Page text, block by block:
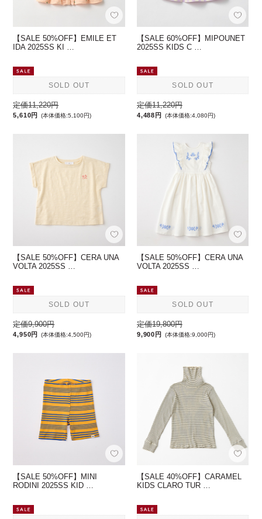
【SALE 50%OFF】EMILE ET
IDA 2025SS KI …
SOLD OUT
定価11,220円
5,610円 (本体価格:5,100円)
【SALE 60%OFF】MIPOUNET
2025SS KIDS C …
SOLD OUT
定価11,220円
4,488円 (本体価格:4,080円)
【SALE 50%OFF】CERA UNA
VOLTA 2025SS …
SOLD OUT
定価9,900円
4,950円 (本体価格:4,500円)
【SALE 50%OFF】CERA UNA
VOLTA 2025SS …
SOLD OUT
定価19,800円
9,900円 (本体価格:9,000円)
【SALE 50%OFF】MINI
RODINI 2025SS KID …
【SALE 40%OFF】CARAMEL
KIDS CLARO TUR …